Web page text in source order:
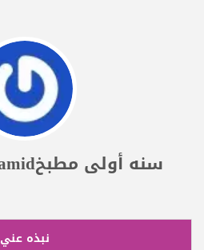
سنه أولى مطبخBasma abd elhamid
نبذه عني